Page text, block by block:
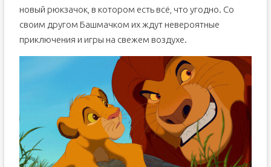
новый рюкзачок, в котором есть всё, что угодно. Со
своим другом Башмачком их ждут невероятные
приключения и игры на свежем воздухе.